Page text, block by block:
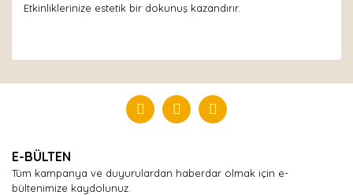
Etkinliklerinize estetik bir dokunuş kazandırır.
Yorum Yaz
E-BÜLTEN
Tüm kampanya ve duyurulardan haberdar olmak için e-
bültenimize kaydolunuz.